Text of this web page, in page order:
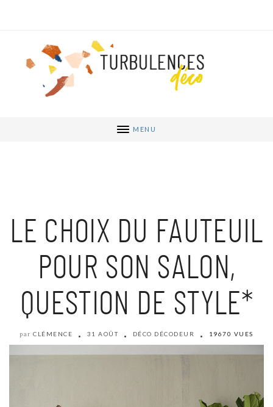
MENU
LE CHOIX DU FAUTEUIL
POUR SON SALON,
QUESTION DE STYLE*
par CLÉMENCE 31 AOÛT DÉCO DÉCODEUR 19670 VUES